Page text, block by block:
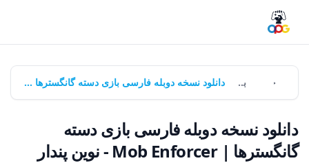
بازی‌ها دانلود نسخه دوبله فارسی بازی دسته گانگسترها | Mob Enforcer - نوین پندار
دانلود نسخه دوبله فارسی بازی دسته
گانگسترها | Mob Enforcer - نوین پندار